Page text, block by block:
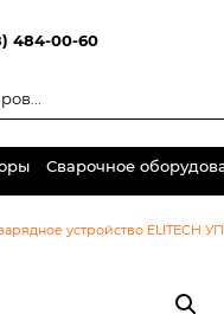
484-00-60
Сварочное
устройство ELITECH